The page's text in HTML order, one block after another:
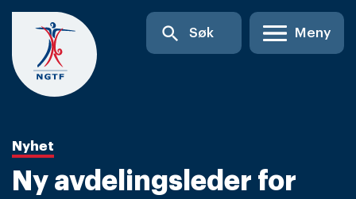
Skip
content
search Søk Meny
Nyhet
Ny avdelingsleder for